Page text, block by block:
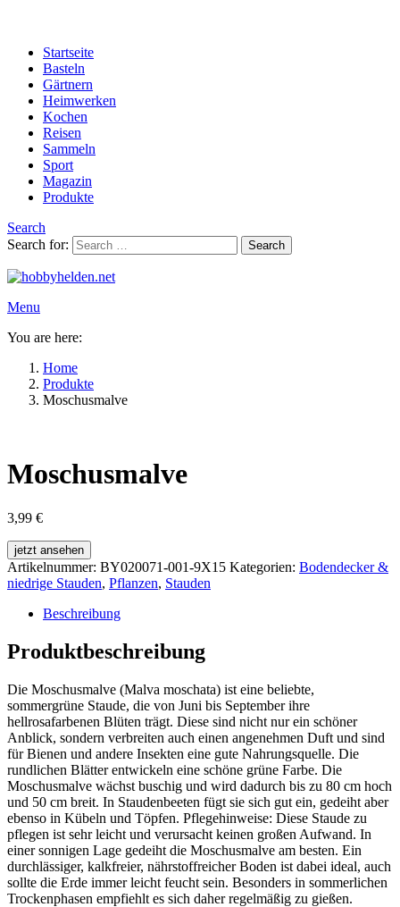
Startseite
Basteln
Gärtnern
Heimwerken
Kochen
Reisen
Sammeln
Sport
Magazin
Produkte
Search
Search for:
Search
Menu
You are here:
Home
Produkte
Moschusmalve
Moschusmalve
3,99 €
jetzt ansehen
Artikelnummer: BY020071-001-9X15 Kategorien: Bodendecker &
niedrige Stauden, Pflanzen, Stauden
Beschreibung
Produktbeschreibung
Die Moschusmalve (Malva moschata) ist eine beliebte,
sommergrüne Staude, die von Juni bis September ihre
hellrosafarbenen Blüten trägt. Diese sind nicht nur ein schöner
Anblick, sondern verbreiten auch einen angenehmen Duft und sind
für Bienen und andere Insekten eine gute Nahrungsquelle. Die
rundlichen Blätter entwickeln eine schöne grüne Farbe. Die
Moschusmalve wächst buschig und wird dadurch bis zu 80 cm hoch
und 50 cm breit. In Staudenbeeten fügt sie sich gut ein, gedeiht aber
ebenso in Kübeln und Töpfen. Pflegehinweise: Diese Staude zu
pflegen ist sehr leicht und verursacht keinen großen Aufwand. In
einer sonnigen Lage gedeiht die Moschusmalve am besten. Ein
durchlässiger, kalkfreier, nährstoffreicher Boden ist dabei ideal, auch
sollte die Erde immer leicht feucht sein. Besonders in sommerlichen
Trockenphasen empfiehlt es sich daher regelmäßig zu gießen.